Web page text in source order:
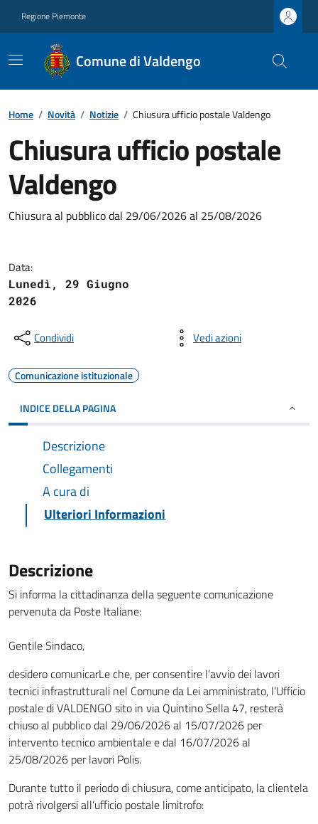
Regione Piemonte
Comune di Valdengo
Home / Novità / Notizie / Chiusura ufficio postale Valdengo
Chiusura ufficio postale
Valdengo
Chiusura al pubblico dal 29/06/2026 al 25/08/2026
Data:
Lunedì, 29 Giugno
2026
Condividi Vedi azioni
Comunicazione istituzionale
INDICE DELLA PAGINA
Descrizione
Collegamenti
A cura di
Ulteriori Informazioni
Descrizione
Si informa la cittadinanza della seguente comunicazione
pervenuta da Poste Italiane:
Gentile Sindaco,
desidero comunicarLe che, per consentire l’avvio dei lavori
tecnici infrastrutturali nel Comune da Lei amministrato, l’Ufficio
postale di VALDENGO sito in via Quintino Sella 47, resterà
chiuso al pubblico dal 29/06/2026 al 15/07/2026 per
intervento tecnico ambientale e dal 16/07/2026 al
25/08/2026 per lavori Polis.
Durante tutto il periodo di chiusura, come anticipato, la clientela
potrà rivolgersi all’ufficio postale limitrofo: